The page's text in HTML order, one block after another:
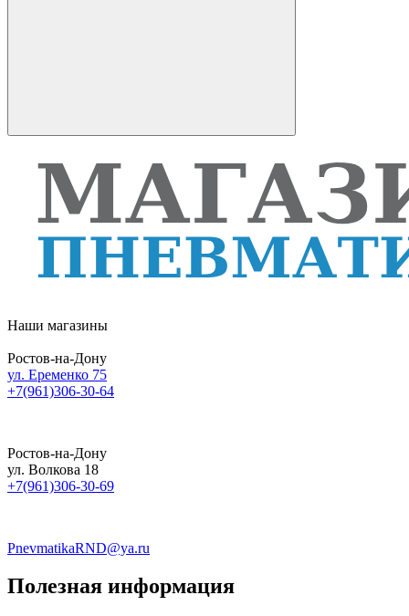
Наши магазины
Ростов-на-Дону
ул. Еременко 75
+7(961)306-30-64
Ростов-на-Дону
ул. Волкова 18
+7(961)306-30-69
PnevmatikaRND@ya.ru
Полезная информация